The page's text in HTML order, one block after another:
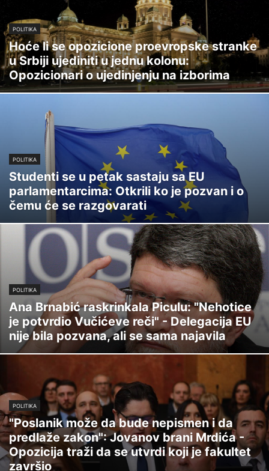
POLITIKA
Hoće li se opozicione proevropske stranke
u Srbiji ujediniti u jednu kolonu:
Opozicionari o ujedinjenju na izborima
POLITIKA
Studenti se u petak sastaju sa EU
parlamentarcima: Otkrili ko je pozvan i o
čemu će se razgovarati
POLITIKA
Ana Brnabić raskrinkala Piculu: "Nehotice
je potvrdio Vučićeve reči" - Delegacija EU
nije bila pozvana, ali se sama najavila
POLITIKA
"Poslanik može da bude nepismen i da
predlaže zakon": Jovanov brani Mrdića -
Opozicija traži da se utvrdi koji je fakultet
završio